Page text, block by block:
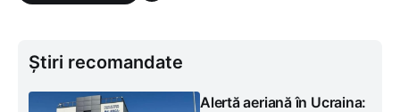
Știri recomandate
Alertă aeriană în Ucraina: